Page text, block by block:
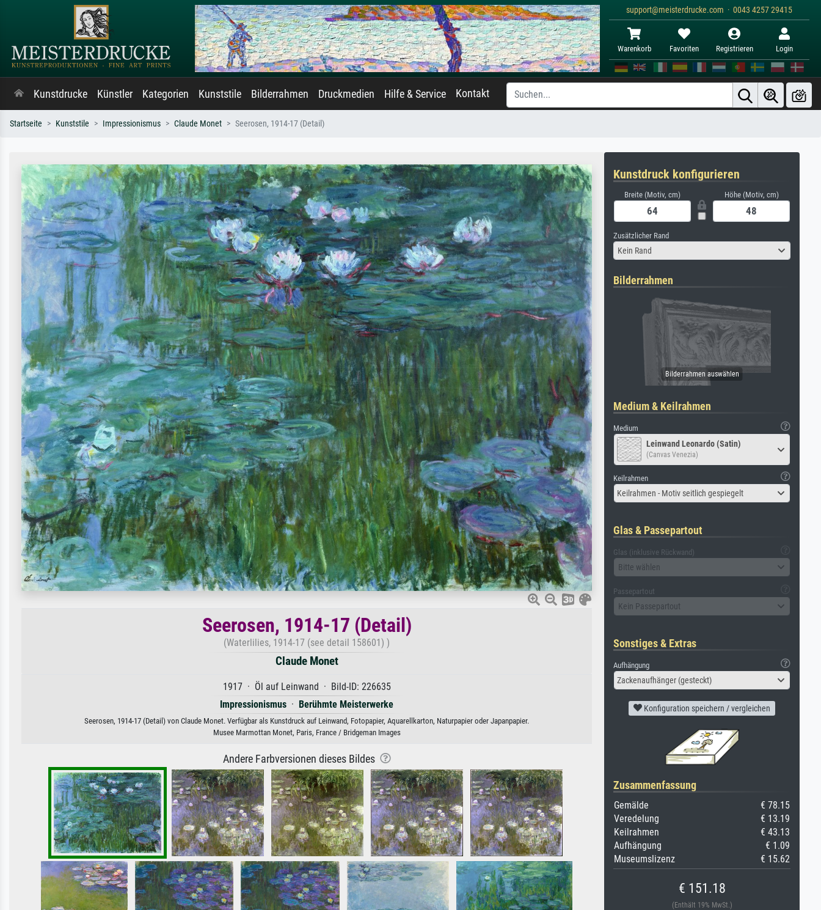
support@meisterdrucke.com · 0043 4257 29415
Warenkorb Favoriten Registrieren Login
Kunstdrucke Künstler Kategorien Kunststile Bilderrahmen Druckmedien Hilfe & Service Kontakt
Startseite Kunststile Impressionismus Claude Monet Seerosen, 1914-17 (Detail)
Seerosen, 1914-17 (Detail)
(Waterlilies, 1914-17 (see detail 158601) )
Claude Monet
1917 · Öl auf Leinwand · Bild-ID: 226635
Impressionismus · Berühmte Meisterwerke
Seerosen, 1914-17 (Detail) von Claude Monet. Verfügbar als Kunstdruck auf Leinwand, Fotopapier, Aquarellkarton, Naturpapier oder Japanpapier.
Musee Marmottan Monet, Paris, France / Bridgeman Images
Andere Farbversionen dieses Bildes
Kunstdruck konfigurieren
Breite (Motiv, cm) Höhe (Motiv, cm)
Zusätzlicher Rand
Kein Rand
Bilderrahmen
Medium & Keilrahmen
Medium
Leinwand Leonardo (Satin)
(Canvas Venezia)
Keilrahmen
Keilrahmen - Motiv seitlich gespiegelt
Glas & Passepartout
Glas (inklusive Rückwand)
Bitte wählen
Passepartout
Kein Passepartout
Sonstiges & Extras
Aufhängung
Zackenaufhänger (gesteckt)
Konfiguration speichern / vergleichen
Zusammenfassung
Gemälde
€ 78.15
Veredelung
€ 13.19
Keilrahmen
€ 43.13
Aufhängung
€ 1.09
Museumslizenz
€ 15.62
€ 151.18
(Enthält 19% MwSt.)